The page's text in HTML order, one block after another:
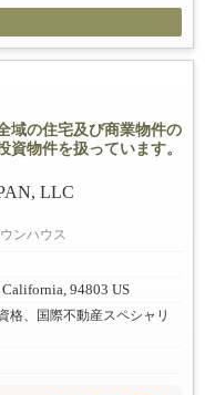
域の住宅及び商業物件の
物件を扱っています。
ンハウス
California, 94803 US
格、国際不動産スペシャリ